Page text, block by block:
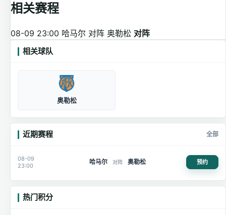
相关赛程
08-09 23:00 哈马尔 对阵 奥勒松 对阵
相关球队
奥勒松
近期赛程 全部
08-09
23:00
哈马尔 对阵 奥勒松 预约
热门积分